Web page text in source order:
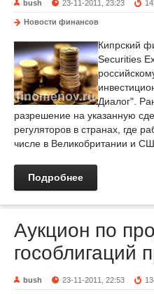
bush 23-11-2011, 23:23
Новости финансов
Кипрский
Securities
Диалог".
разрешение на указанную
регуляторов в странах, где
числе в Великобритании и
Подробнее
Аукцион по
гособлигаций
bush 23-11-2011, 22:53